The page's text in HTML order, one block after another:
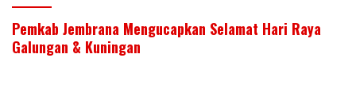
itt
er
k
e
e
b
at
s
ar
e
Pemkab Jembrana Mengucapkan Selamat Hari Raya
Galungan & Kuningan